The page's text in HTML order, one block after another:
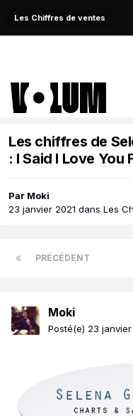
Les Chiffres de ventes
Les chiffres de
: I Said I Love You
Par Moki
23 janvier 2021 dans Les
PRÉCÉDENT
Moki
Posté(e) 23 janvier